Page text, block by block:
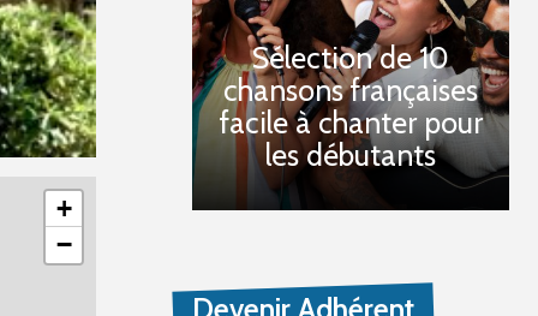
+
−
Sélection de 10
chansons françaises
facile à chanter pour
les débutants
Devenir Adhérent